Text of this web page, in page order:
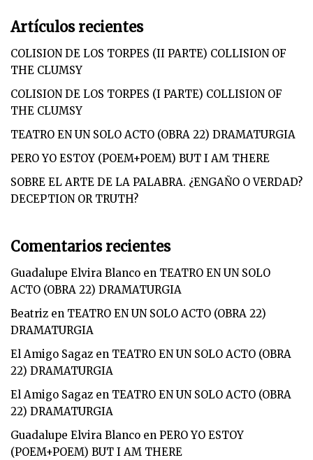
Artículos recientes
COLISION DE LOS TORPES (II PARTE) COLLISION OF
THE CLUMSY
COLISION DE LOS TORPES (I PARTE) COLLISION OF
THE CLUMSY
TEATRO EN UN SOLO ACTO (OBRA 22) DRAMATURGIA
PERO YO ESTOY (POEM+POEM) BUT I AM THERE
SOBRE EL ARTE DE LA PALABRA. ¿ENGAÑO O VERDAD?
DECEPTION OR TRUTH?
Comentarios recientes
Guadalupe Elvira Blanco en TEATRO EN UN SOLO
ACTO (OBRA 22) DRAMATURGIA
Beatriz en TEATRO EN UN SOLO ACTO (OBRA 22)
DRAMATURGIA
El Amigo Sagaz en TEATRO EN UN SOLO ACTO (OBRA
22) DRAMATURGIA
El Amigo Sagaz en TEATRO EN UN SOLO ACTO (OBRA
22) DRAMATURGIA
Guadalupe Elvira Blanco en PERO YO ESTOY
(POEM+POEM) BUT I AM THERE